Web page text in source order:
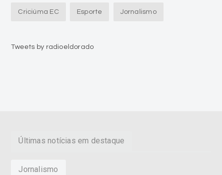
Criciúma EC Esporte Jornalismo
Tweets by radioeldorado
Últimas notícias em destaque
Jornalismo